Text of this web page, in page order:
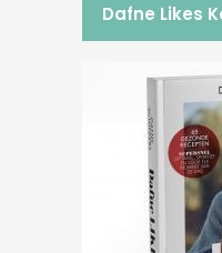
Dafne Likes